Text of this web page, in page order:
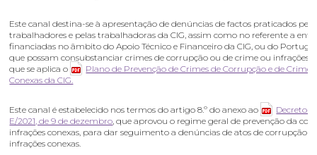
Este canal destina-se à apresentação de denúncias de factos praticados
trabalhadores e pelas trabalhadoras da CIG, assim como no referente a
financiadas no âmbito do Apoio Técnico e Financeiro da CIG, ou do Portugal
que possam consubstanciar crimes de corrupção ou de crime ou infrações
que se aplica o
Plano de Prevenção de Crimes de Corrupção e de Crimes
Conexas da CIG.
Este canal é estabelecido nos termos do artigo 8.º do anexo ao
Decreto-
E/2021, de 9 de dezembro, que aprovou o regime geral de prevenção da
infrações conexas, para dar seguimento a denúncias de atos de corrupção e
infrações conexas.